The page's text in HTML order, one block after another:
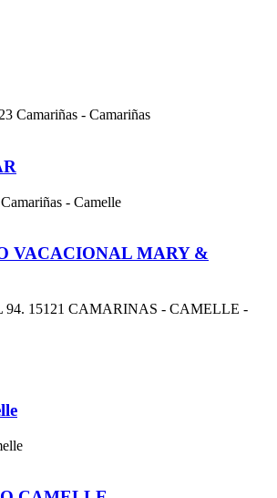
Camariñas - Camariñas
- Camelle
VACACIONAL MARY &
94. 15121 CAMARINAS - CAMELLE -